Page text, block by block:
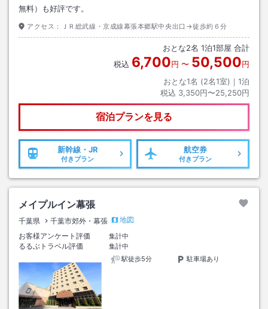
無料）も好評です。
アクセス： ＪＲ総武線・京成線幕張本郷駅中央出口→徒歩約６分
おとな2名 1泊1部屋 合計
税込 6,700円 〜 50,500円
おとな1名 (2名1室)｜ 1泊
税込 3,350円〜25,250円
宿泊プランを見る
新幹線・JR
付きプラン
航空券
付きプラン
メイプルイン幕張
千葉県 千葉市郊外・幕張
地図
お客様アンケート評価
集計中
るるぶトラベル評価
集計中
駅徒歩5分
駐車場あり